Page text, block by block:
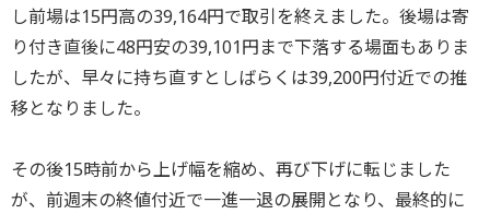
し前場は15円高の39,164円で取引を終えました。後場は寄
り付き直後に48円安の39,101円まで下落する場面もありま
したが、早々に持ち直すとしばらくは39,200円付近での推
移となりました。
その後15時前から上げ幅を縮め、再び下げに転じました
が、前週末の終値付近で一進一退の展開となり、最終的に